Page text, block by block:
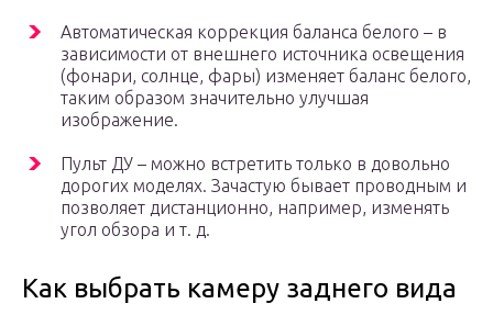
Автоматическая коррекция баланса белого – в
зависимости от внешнего источника освещения
(фонари, солнце, фары) изменяет баланс белого,
таким образом значительно улучшая
изображение.
Пульт ДУ – можно встретить только в довольно
дорогих моделях. Зачастую бывает проводным и
позволяет дистанционно, например, изменять
угол обзора и т. д.
Как выбрать камеру заднего вида